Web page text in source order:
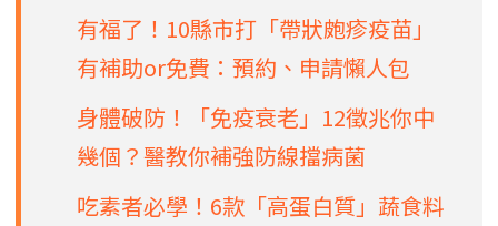
有福了！10縣市打「帶狀皰疹疫苗」
有補助or免費：預約、申請懶人包
身體破防！「免疫衰老」12徵兆你中
幾個？醫教你補強防線擋病菌
吃素者必學！6款「高蛋白質」蔬食料